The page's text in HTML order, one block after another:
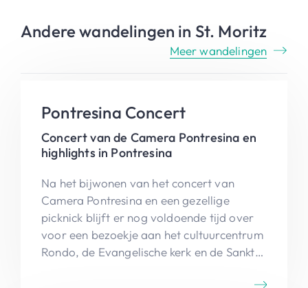
Andere wandelingen in St. Moritz
Meer wandelingen
Pontresina Concert
Concert van de Camera Pontresina en
highlights in Pontresina
Na het bijwonen van het concert van
Camera Pontresina en een gezellige
picknick blijft er nog voldoende tijd over
voor een bezoekje aan het cultuurcentrum
Rondo, de Evangelische kerk en de Sankta